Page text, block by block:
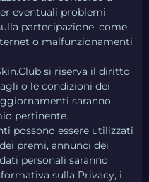
eventuali problemi
partecipazione, come
o malfunzionamenti
si riserva il diritto
o le condizioni dei
saranno
pertinente.
possono essere utilizzati
premi, annunci dei
personali saranno
sulla Privacy, i